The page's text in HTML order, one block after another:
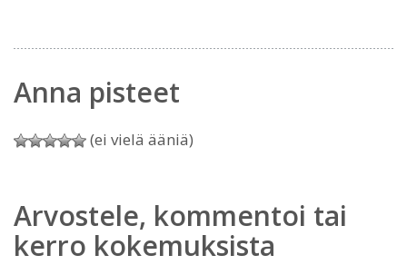
Anna pisteet
(ei vielä ääniä)
Arvostele, kommentoi tai
kerro kokemuksista